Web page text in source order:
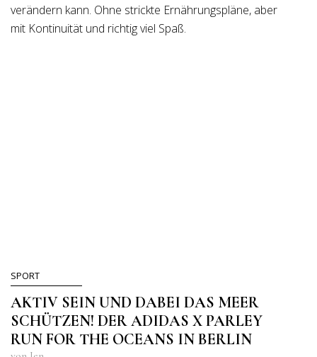
verändern kann. Ohne strickte Ernährungspläne, aber
mit Kontinuität und richtig viel Spaß.
SPORT
AKTIV SEIN UND DABEI DAS MEER
SCHÜTZEN! DER ADIDAS X PARLEY
RUN FOR THE OCEANS IN BERLIN